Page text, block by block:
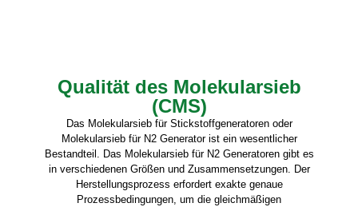
Qualität des Molekularsieb
(CMS)
Das Molekularsieb für Stickstoffgeneratoren oder
Molekularsieb für N2 Generator ist ein wesentlicher
Bestandteil. Das Molekularsieb für N2 Generatoren gibt es
in verschiedenen Größen und Zusammensetzungen. Der
Herstellungsprozess erfordert exakte genaue
Prozessbedingungen, um die gleichmäßigen